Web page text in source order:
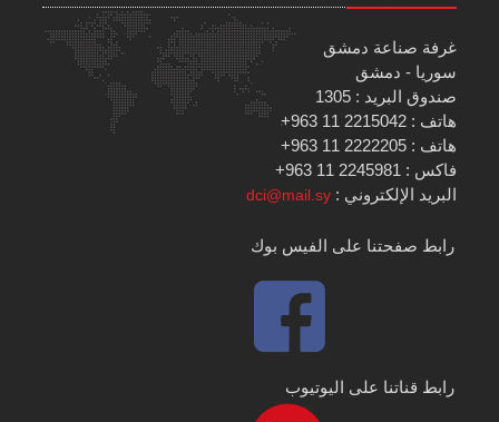
غرفة صناعة دمشق
سوريا - دمشق
صندوق البريد : 1305
هاتف : 2215042 11 963+
هاتف : 2222205 11 963+
فاكس : 2245981 11 963+
البريد الإلكتروني :dci@mail.sy
رابط صفحتنا على الفيس بوك
رابط قناتنا على اليوتيوب